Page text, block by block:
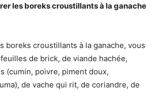
les boreks croustillants à la ganache
boreks croustillants à la ganache, vous
de brick, de viande hachée,
(cumin, poivre, piment doux,
de vache qui rit, de coriandre, de